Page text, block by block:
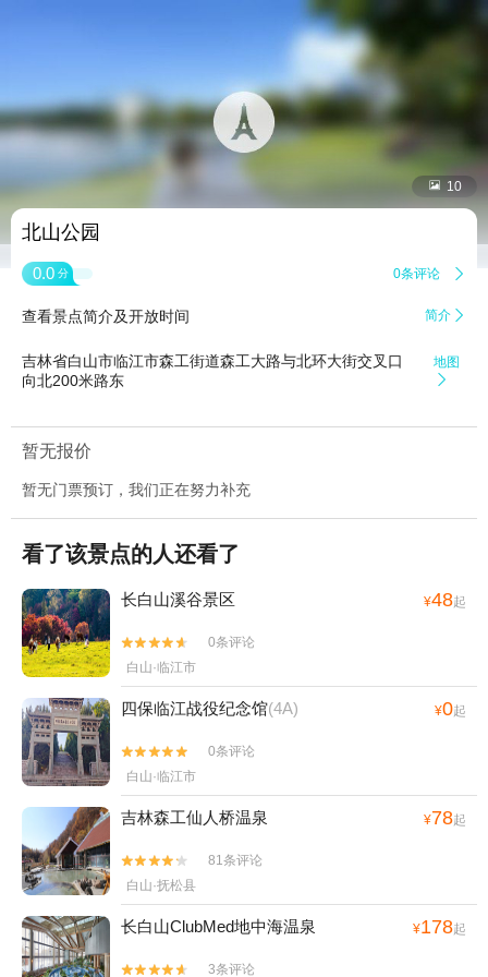
 10
北山公园
0.0 分 0条评论 
查看景点简介及开放时间 简介 
吉林省白山市临江市森工街道森工大路与北环大街交叉口
向北200米路东
地图

暂无报价
暂无门票预订，我们正在努力补充
看了该景点的人还看了
长白山溪谷景区 ¥48起


0条评论
白山·临江市
四保临江战役纪念馆(4A) ¥0起


0条评论
白山·临江市
吉林森工仙人桥温泉 ¥78起


81条评论
白山·抚松县
长白山ClubMed地中海温泉 ¥178起

 3条评论